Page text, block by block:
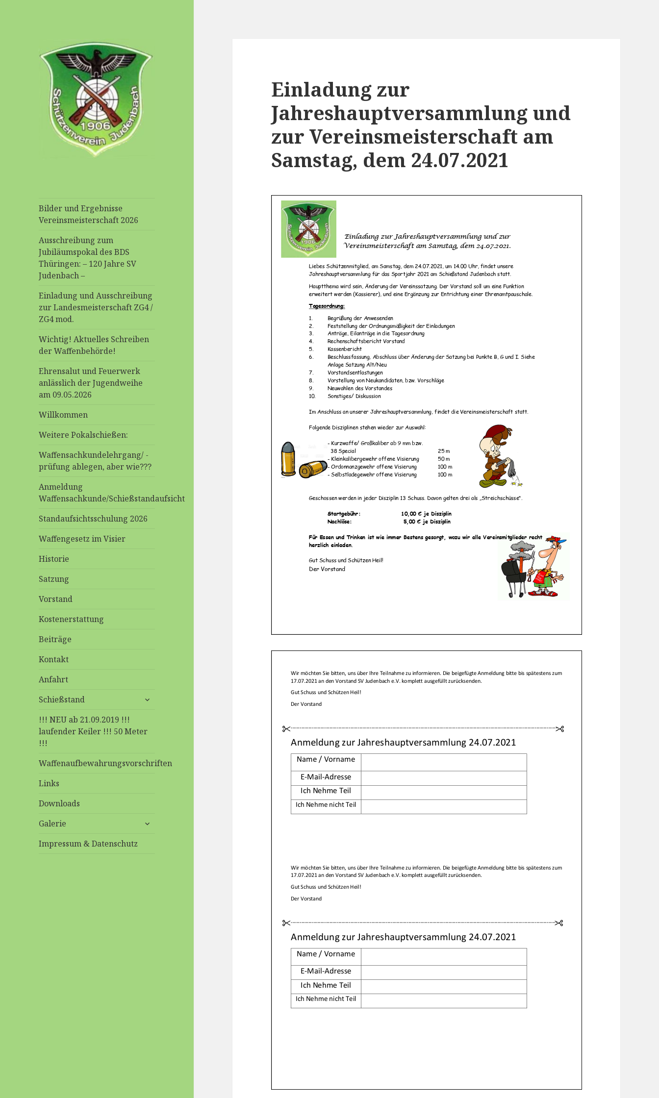
Bilder und Ergebnisse
Vereinsmeisterschaft 2026
Ausschreibung zum
Jubiläumspokal des BDS
Thüringen: – 120 Jahre SV
Judenbach –
Einladung und Ausschreibung
zur Landesmeisterschaft ZG4 /
ZG4 mod.
Wichtig! Aktuelles Schreiben
der Waffenbehörde!
Ehrensalut und Feuerwerk
anlässlich der Jugendweihe
am 09.05.2026
Willkommen
Weitere Pokalschießen:
Waffensachkundelehrgang/ -
prüfung ablegen, aber wie???
Anmeldung
Waffensachkunde/Schießstandaufsicht
Standaufsichtsschulung 2026
Waffengesetz im Visier
Historie
Satzung
Vorstand
Kostenerstattung
Beiträge
Kontakt
Anfahrt
Schießstand
untermenü
!!! NEU ab 21.09.2019 !!!
laufender Keiler !!! 50 Meter
!!!
Waffenaufbewahrungsvorschriften
Links
Downloads
Galerie
untermenü
Impressum & Datenschutz
Einladung zur
Jahreshauptversammlung und
zur Vereinsmeisterschaft am
Samstag, dem 24.07.2021